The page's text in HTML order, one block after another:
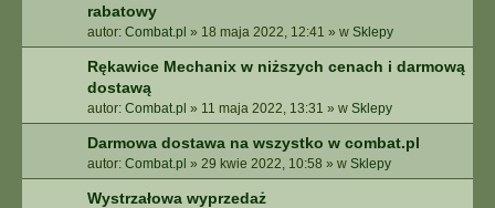
rabatowy
autor: Combat.pl » 18 maja 2022, 12:41 » w Sklepy
Rękawice Mechanix w niższych cenach i darmową
dostawą
autor: Combat.pl » 11 maja 2022, 13:31 » w Sklepy
Darmowa dostawa na wszystko w combat.pl
autor: Combat.pl » 29 kwie 2022, 10:58 » w Sklepy
Wystrzałowa wyprzedaż